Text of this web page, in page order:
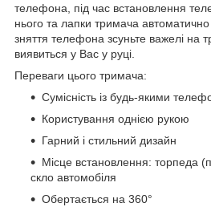
телефона, під час встановлення
нього та лапки тримача
зняття телефона зсуньте важелі на
виявиться у Вас у руці.
Переваги цього тримача:
Сумісність із будь-якими
Користування однією рукою
Гарний і стильний дизайн
Місце встановлення: торпеда
скло автомобіля
Обертається на 360°